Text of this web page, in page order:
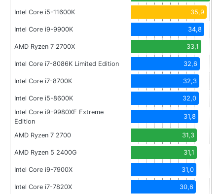
Intel Core i5-11600K 35,9
Intel Core i9-9900K 34,8
AMD Ryzen 7 2700X 33,1
Intel Core i7-8086K Limited Edition 32,6
Intel Core i7-8700K 32,3
Intel Core i5-8600K
32,0
Intel Core i9-9980XE Extreme
Edition
31,8
AMD Ryzen 7 2700 31,3
AMD Ryzen 5 2400G 31,1
Intel Core i9-7900X 31,0
Intel Core i7-7820X 30,6